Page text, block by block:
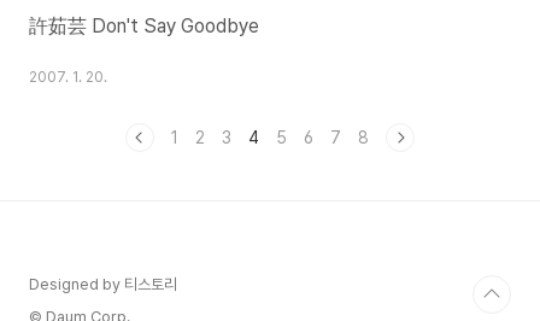
許茹芸 Don't Say Goodbye
2007. 1. 20.
1 2 3 4 5 6 7 8
Designed by 티스토리
© Daum Corp.